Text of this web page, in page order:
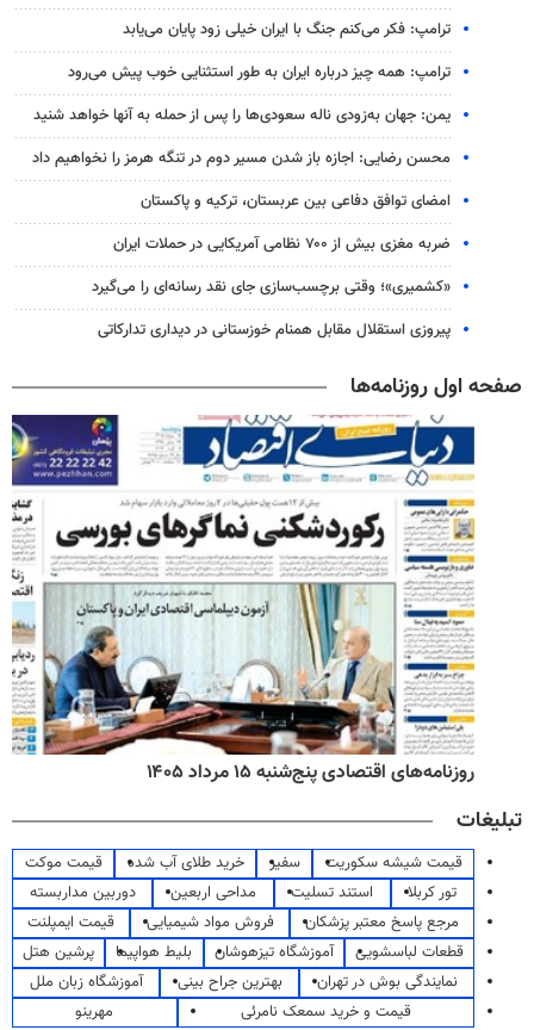
ترامپ: فکر می‌کنم جنگ با ایران خیلی زود پایان می‌یابد
ترامپ: همه چیز درباره ایران به طور استثنایی خوب پیش می‌رود
یمن: جهان به‌زودی ناله سعودی‌ها را پس از حمله به آنها خواهد شنید
محسن رضایی: اجازه باز شدن مسیر دوم در تنگه هرمز را نخواهیم داد
امضای توافق دفاعی بین عربستان، ترکیه و پاکستان
ضربه مغزی بیش از ۷۰۰ نظامی آمریکایی در حملات ایران
«کشمیری»؛ وقتی برچسب‌سازی جای نقد رسانه‌ای را می‌گیرد
پیروزی استقلال مقابل همنام خوزستانی در دیداری تدارکاتی
صفحه اول روزنامه‌ها
روزنامه‌های اقتصادی پنج‌شنبه ۱۵ مرداد ۱۴۰۵
تبلیغات
قیمت شیشه سکوریت سفیر خرید طلای آب شده
قیمت موکت
تور کربلا
استند تسلیت مداحی اربعین
دوربین مداربسته
مرجع پاسخ معتبر پزشکان
فروش مواد شیمیایی
قیمت ایمپلنت
قطعات لباسشویی
آموزشگاه تیزهوشان بلیط هواپیما
پرشین هتل
نمایندگی بوش در تهران
بهترین جراح بینی
آموزشگاه زبان ملل
قیمت و خرید سمعک نامرئی
مهرینو